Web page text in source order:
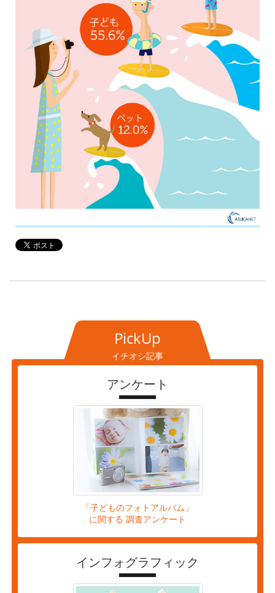
PickUp
イチオシ記事
アンケート
「子どものフォトアルバム」
に関する 調査アンケート
インフォグラフィック